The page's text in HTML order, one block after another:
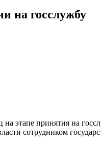
на госслужбу
этапе принятия на
сотрудником